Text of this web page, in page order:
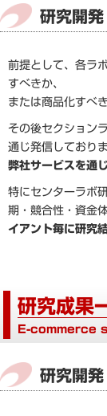
研究開発
前提として、各ラ
すべきか、
または商品化すべ
その後セクション
通じ発信しており
弊社サービスを通
特にセンターラボ
期・競合性・資金
イアント毎に研究
研究成果
E-commerce
研究開発